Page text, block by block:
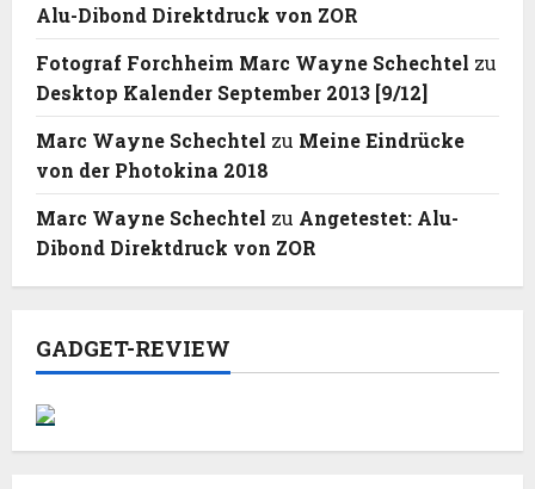
Alu-Dibond Direktdruck von ZOR
Fotograf Forchheim Marc Wayne Schechtel zu
Desktop Kalender September 2013 [9/12]
Marc Wayne Schechtel zu Meine Eindrücke
von der Photokina 2018
Marc Wayne Schechtel zu Angetestet: Alu-
Dibond Direktdruck von ZOR
GADGET-REVIEW